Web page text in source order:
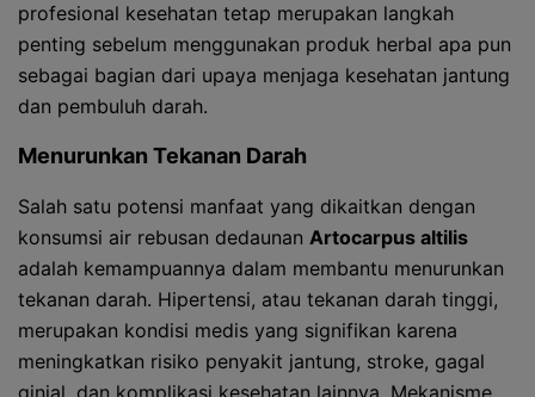
profesional kesehatan tetap merupakan langkah
penting sebelum menggunakan produk herbal apa pun
sebagai bagian dari upaya menjaga kesehatan jantung
dan pembuluh darah.
Menurunkan Tekanan Darah
Salah satu potensi manfaat yang dikaitkan dengan
konsumsi air rebusan dedaunan Artocarpus altilis
adalah kemampuannya dalam membantu menurunkan
tekanan darah. Hipertensi, atau tekanan darah tinggi,
merupakan kondisi medis yang signifikan karena
meningkatkan risiko penyakit jantung, stroke, gagal
ginjal, dan komplikasi kesehatan lainnya. Mekanisme